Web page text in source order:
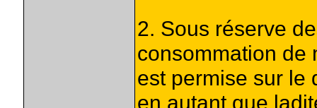
2. Sous réserve
consommation de
est permise sur le
en autant que